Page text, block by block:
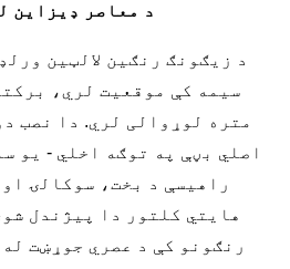
د معاصر ډیزاین
متره لوړوالی لري. دا نصب
اصلي بڼې په توګه اخلي - یو
راهیسې د بخت، سوکالۍ
هایتي کلتور دا پیژندل
رنګونو کې د عصري جوړښت له